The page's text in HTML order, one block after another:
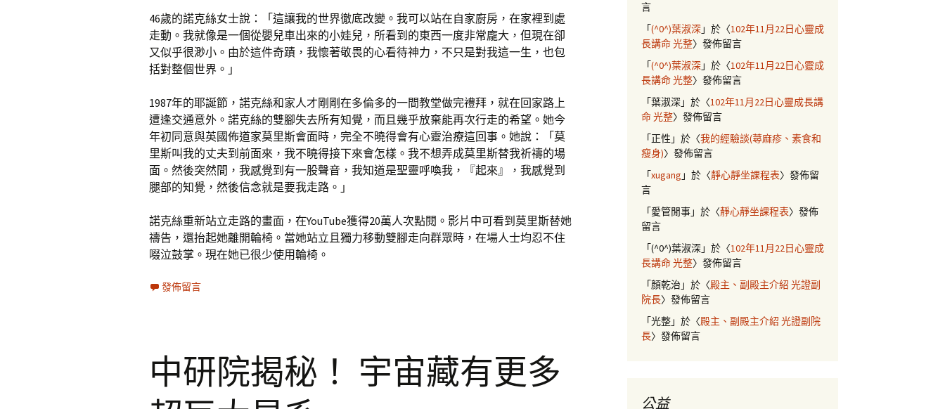
46歲的諾克絲女士說：「這讓我的世界徹底改變。我可以站在自家廚房，在家裡到處
走動。我就像是一個從嬰兒車出來的小娃兒，所看到的東西一度非常龐大，但現在卻
又似乎很渺小。由於這件奇蹟，我懷著敬畏的心看待神力，不只是對我這一生，也包
括對整個世界。」
1987年的耶誕節，諾克絲和家人才剛剛在多倫多的一間教堂做完禮拜，就在回家路上
遭逢交通意外。諾克絲的雙腳失去所有知覺，而且幾乎放棄能再次行走的希望。她今
年初同意與英國佈道家莫里斯會面時，完全不曉得會有心靈治療這回事。她說：「莫
里斯叫我的丈夫到前面來，我不曉得接下來會怎樣。我不想弄成莫里斯替我祈禱的場
面。然後突然間，我感覺到有一股聲音，我知道是聖靈呼喚我，『起來』，我感覺到
腿部的知覺，然後信念就是要我走路。」
諾克絲重新站立走路的畫面，在YouTube獲得20萬人次點閱。影片中可看到莫里斯替她
禱告，還抬起她離開輪椅。當她站立且獨力移動雙腳走向群眾時，在場人士均忍不住
啜泣鼓掌。現在她已很少使用輪椅。
發佈留言
中研院揭秘！ 宇宙藏有更多
言
「(^0^)葉淑深」於〈102年11月22日心靈成
長講命 光整〉發佈留言
「(^0^)葉淑深」於〈102年11月22日心靈成
長講命 光整〉發佈留言
「葉淑深」於〈102年11月22日心靈成長講
命 光整〉發佈留言
「正性 」於〈我的經驗談(蕁麻疹、素食和
瘦身)〉發佈留言
「xugang 」於〈靜心靜坐課程表〉發佈留
言
「愛管閒事」於〈靜心靜坐課程表〉發佈
留言
「(^0^)葉淑深」於〈102年11月22日心靈成
長講命 光整〉發佈留言
「顏乾治 」於〈殿主、副殿主介紹 光證副
院長〉發佈留言
「光整」於〈殿主、副殿主介紹 光證副院
長〉發佈留言
公益